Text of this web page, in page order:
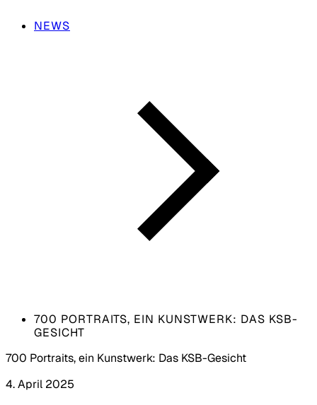
NEWS
700 PORTRAITS, EIN KUNSTWERK:­ DAS KSB-
GESICHT
700 Portraits, ein Kunstwerk:­ Das KSB-Gesicht
4. April 2025